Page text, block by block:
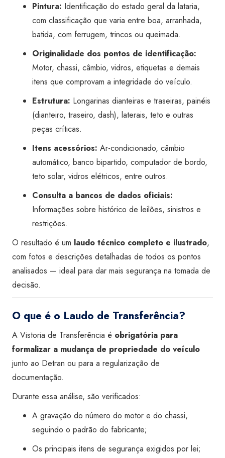
Pintura: Identificação do estado geral da lataria,
com classificação que varia entre boa, arranhada,
batida, com ferrugem, trincos ou queimada.
Originalidade dos pontos de identificação:
Motor, chassi, câmbio, vidros, etiquetas e demais
itens que comprovam a integridade do veículo.
Estrutura: Longarinas dianteiras e traseiras, painéis
(dianteiro, traseiro, dash), laterais, teto e outras
peças críticas.
Itens acessórios: Ar-condicionado, câmbio
automático, banco bipartido, computador de bordo,
teto solar, vidros elétricos, entre outros.
Consulta a bancos de dados oficiais:
Informações sobre histórico de leilões, sinistros e
restrições.
O resultado é um laudo técnico completo e ilustrado,
com fotos e descrições detalhadas de todos os pontos
analisados — ideal para dar mais segurança na tomada de
decisão.
O que é o Laudo de Transferência?
A Vistoria de Transferência é obrigatória para
formalizar a mudança de propriedade do veículo
junto ao Detran ou para a regularização de
documentação.
Durante essa análise, são verificados:
A gravação do número do motor e do chassi,
seguindo o padrão do fabricante;
Os principais itens de segurança exigidos por lei;